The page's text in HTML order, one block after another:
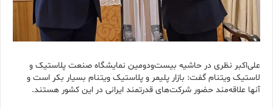
علی‌اکبر نظری در حاشیه بیست‌ودومین نمایشگاه صنعت پلاستیک و
لاستیک ویتنام گفت: بازار پلیمر و پلاستیک ویتنام بسیار بکر است و
آنها علاقه‌مند حضور شرکت‌های قدرتمند ایرانی در این کشور هستند.